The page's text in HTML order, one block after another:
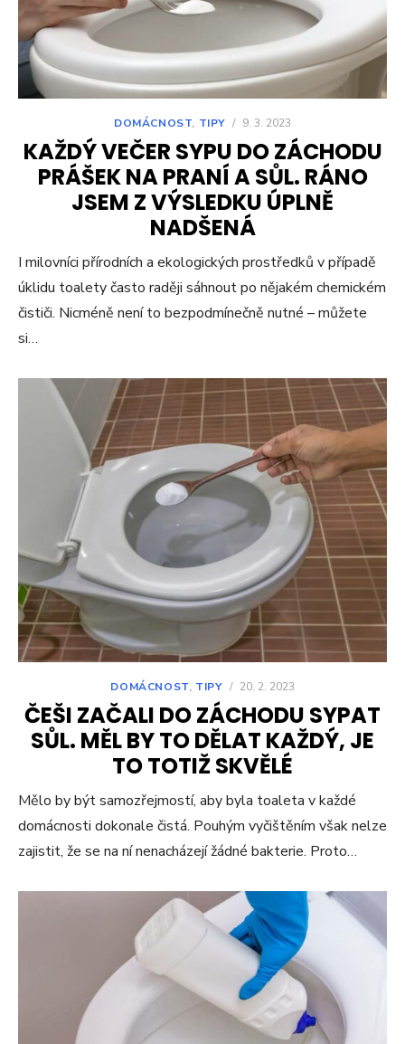
DOMÁCNOST, TIPY / 9. 3. 2023
KAŽDÝ VEČER SYPU DO ZÁCHODU
PRÁŠEK NA PRANÍ A SŮL. RÁNO
JSEM Z VÝSLEDKU ÚPLNĚ
NADŠENÁ
I milovníci přírodních a ekologických prostředků v případě
úklidu toalety často raději sáhnout po nějakém chemickém
čističi. Nicméně není to bezpodmínečně nutné – můžete
si…
DOMÁCNOST, TIPY / 20. 2. 2023
ČEŠI ZAČALI DO ZÁCHODU SYPAT
SŮL. MĚL BY TO DĚLAT KAŽDÝ, JE
TO TOTIŽ SKVĚLÉ
Mělo by být samozřejmostí, aby byla toaleta v každé
domácnosti dokonale čistá. Pouhým vyčištěním však nelze
zajistit, že se na ní nenacházejí žádné bakterie. Proto…